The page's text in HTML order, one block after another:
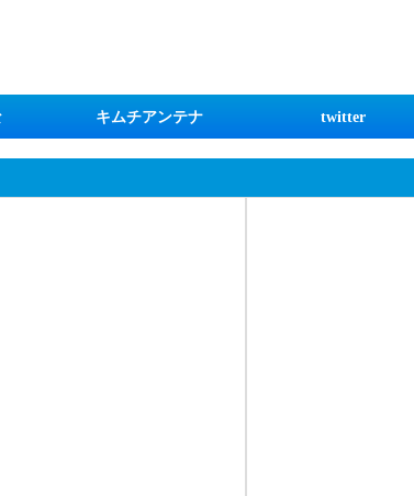
キムチアンテナ twitter